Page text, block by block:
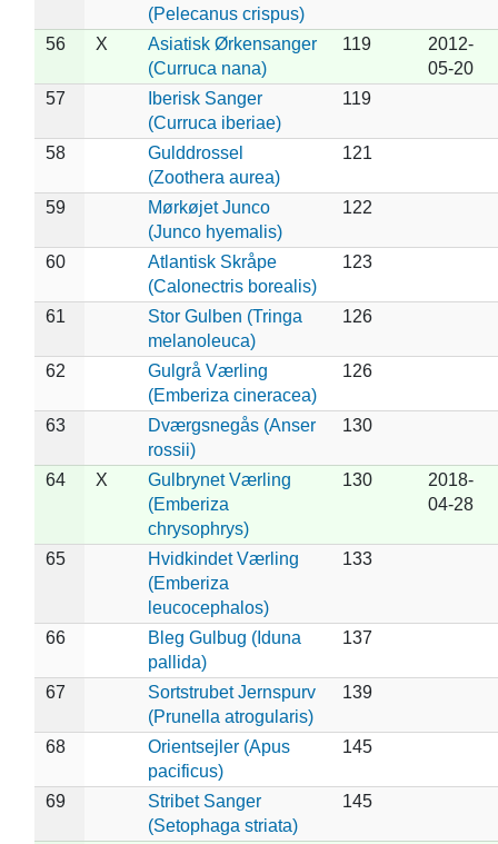
(Pelecanus crispus)
56 X
Asiatisk Ørkensanger
(Curruca nana)
119
2012-
05-20
57
Iberisk Sanger
(Curruca iberiae)
119
58
Gulddrossel
(Zoothera aurea)
121
59
Mørkøjet Junco
(Junco hyemalis)
122
60
Atlantisk Skråpe
(Calonectris borealis)
123
61
Stor Gulben (Tringa
melanoleuca)
126
62
Gulgrå Værling
(Emberiza cineracea)
126
63
Dværgsnegås (Anser
rossii)
130
64 X
Gulbrynet Værling
(Emberiza
chrysophrys)
130
2018-
04-28
65
Hvidkindet Værling
(Emberiza
leucocephalos)
133
66
Bleg Gulbug (Iduna
pallida)
137
67
Sortstrubet Jernspurv
(Prunella atrogularis)
139
68
Orientsejler (Apus
pacificus)
145
69
Stribet Sanger
(Setophaga striata)
145